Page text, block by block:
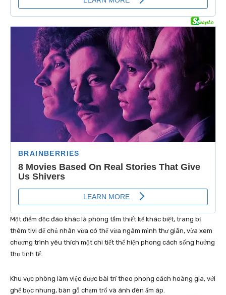
Một điểm độc đáo khác là phòng tắm thiết kế khác biệt, trang bị
thêm tivi để chủ nhân vừa có thể vừa ngâm mình thư giãn, vừa xem
chương trình yêu thích một chi tiết thể hiện phong cách sống hưởng
thụ tinh tế.
Khu vực phòng làm việc được bài trí theo phong cách hoàng gia, với
ghế bọc nhung, bàn gỗ chạm trổ và ánh đèn ấm áp.